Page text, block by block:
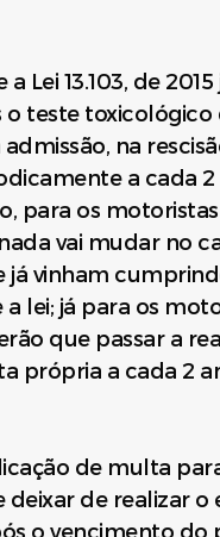
Lei 13.103, de 2015
o teste toxicológico
na
a cada 2
para os motoristas
vai mudar no
já vinham
lei; já para os
ão que passar a
própria a cada 2
de multa
de realizar o